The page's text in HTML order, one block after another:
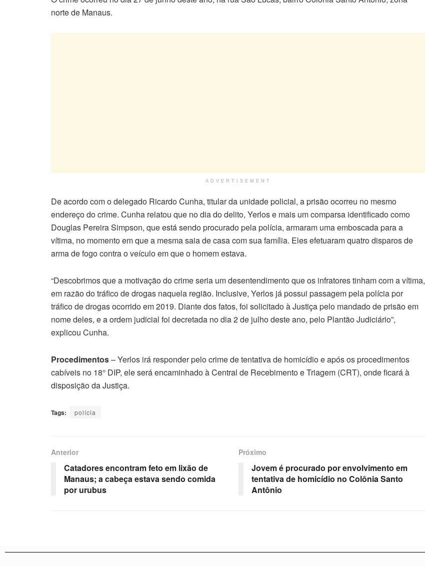
norte de Manaus.
ADVERTISEMENT
De acordo com o delegado Ricardo Cunha, titular da unidade policial, a prisão ocorreu no mesmo
endereço do crime. Cunha relatou que no dia do delito, Yerlos e mais um comparsa identificado como
Douglas Pereira Simpson, que está sendo procurado pela polícia, armaram uma emboscada para a
vítima, no momento em que a mesma saia de casa com sua família. Eles efetuaram quatro disparos de
arma de fogo contra o veículo em que o homem estava.
“Descobrimos que a motivação do crime seria um desentendimento que os infratores tinham com a vítima,
em razão do tráfico de drogas naquela região. Inclusive, Yerlos já possui passagem pela polícia por
tráfico de drogas ocorrido em 2019. Diante dos fatos, foi solicitado à Justiça pelo mandado de prisão em
nome deles, e a ordem judicial foi decretada no dia 2 de julho deste ano, pelo Plantão Judiciário”,
explicou Cunha.
Procedimentos– Yerlos irá responder pelo crime de tentativa de homicídio e após os procedimentos
cabíveis no 18° DIP, ele será encaminhado à Central de Recebimento e Triagem (CRT), onde ficará à
disposição da Justiça.
Tags: polícia
Anterior
Catadores encontram feto em lixão de
Manaus; a cabeça estava sendo comida
por urubus
Próximo
Jovem é procurado por envolvimento em
tentativa de homicídio no Colônia Santo
Antônio